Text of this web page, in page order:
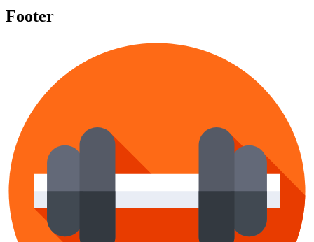
Footer